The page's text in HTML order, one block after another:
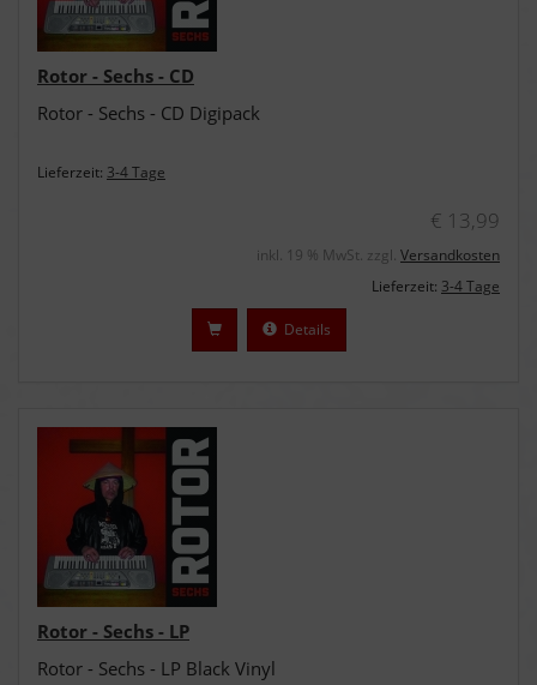
Rotor - Sechs - CD
Rotor - Sechs - CD Digipack
Lieferzeit: 3-4 Tage
€ 13,99
inkl. 19 % MwSt. zzgl. Versandkosten
Lieferzeit: 3-4 Tage
Details
Rotor - Sechs - LP
Rotor - Sechs - LP Black Vinyl